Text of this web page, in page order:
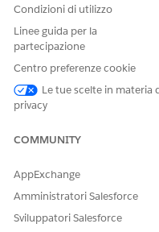
promozioni per agenti
quando eseguono
impostare i canali,
alle definizioni contesto.
Visualizzazione di
Completare questa
transazione. Per
cataloghi mostra le
dell'account associato
Condizioni di utilizzo
Linee guida per la
partecipazione
Centro preferenze cookie
Le tue scelte in materia
privacy
COMMUNITY
AppExchange
Amministratori Salesforce
Sviluppatori Salesforce